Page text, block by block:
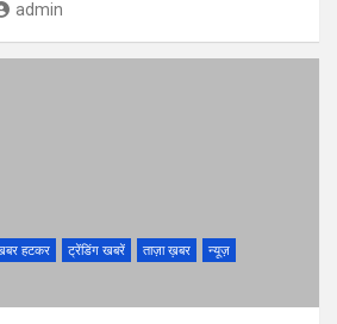
admin
हटकर ट्रेंडिंग खबरें ताज़ा ख़बर
न्यूज़